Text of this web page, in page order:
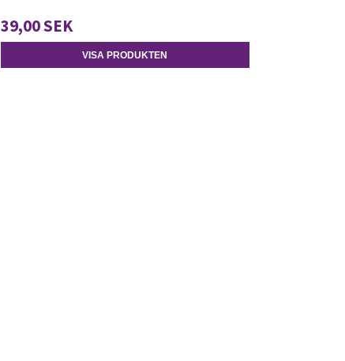
39,00 SEK
VISA PRODUKTEN